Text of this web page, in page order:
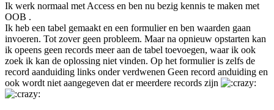
Ik werk normaal met Access en ben nu bezig kennis te maken met
OOB .
Ik heb een tabel gemaakt en een formulier en ben waarden gaan
invoeren. Tot zover geen probleem. Maar na opnieuw opstarten kan
ik opeens geen records meer aan de tabel toevoegen, waar ik ook
zoek ik kan de oplossing niet vinden. Op het formulier is zelfs de
record aanduiding links onder verdwenen Geen record anduiding en
ook wordt niet aangegeven dat er meerdere records zijn